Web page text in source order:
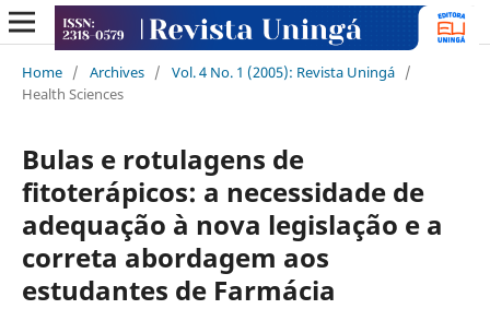
Home / Archives / Vol. 4 No. 1 (2005): Revista Uningá /
Health Sciences
Bulas e rotulagens de
fitoterápicos: a necessidade de
adequação à nova legislação e a
correta abordagem aos
estudantes de Farmácia